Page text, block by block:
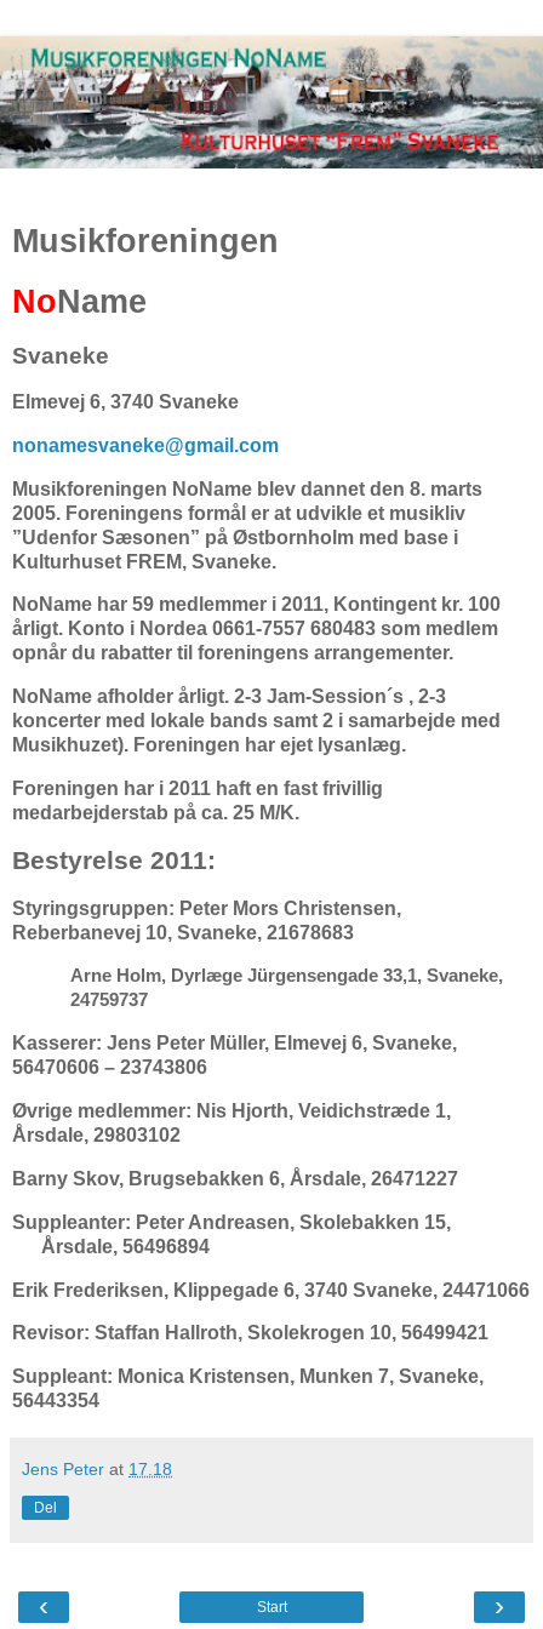
Musikforeningen
NoName
Svaneke
Elmevej 6, 3740 Svaneke
nonamesvaneke@gmail.com
Musikforeningen NoName blev dannet den 8. marts
2005. Foreningens formål er at udvikle et musikliv
”Udenfor Sæsonen” på Østbornholm med base i
Kulturhuset FREM, Svaneke.
NoName har 59 medlemmer i 2011, Kontingent kr. 100
årligt. Konto i Nordea 0661-7557 680483 som medlem
opnår du rabatter til foreningens arrangementer.
NoName afholder årligt. 2-3 Jam-Session´s , 2-3
koncerter med lokale bands samt 2 i samarbejde med
Musikhuzet). Foreningen har ejet lysanlæg.
Foreningen har i 2011 haft en fast frivillig
medarbejderstab på ca. 25 M/K.
Bestyrelse 2011:
Styringsgruppen: Peter Mors Christensen,
Reberbanevej 10, Svaneke, 21678683
Arne Holm, Dyrlæge Jürgensengade 33,1, Svaneke,
24759737
Kasserer: Jens Peter Müller, Elmevej 6, Svaneke,
56470606 – 23743806
Øvrige medlemmer: Nis Hjorth, Veidichstræde 1,
Årsdale, 29803102
Barny Skov, Brugsebakken 6, Årsdale, 26471227
Suppleanter: Peter Andreasen, Skolebakken 15,
Årsdale, 56496894
Erik Frederiksen, Klippegade 6, 3740 Svaneke, 24471066
Revisor: Staffan Hallroth, Skolekrogen 10, 56499421
Suppleant: Monica Kristensen, Munken 7, Svaneke,
56443354
Jens Peter at 17.18
Del
‹ ›
Start